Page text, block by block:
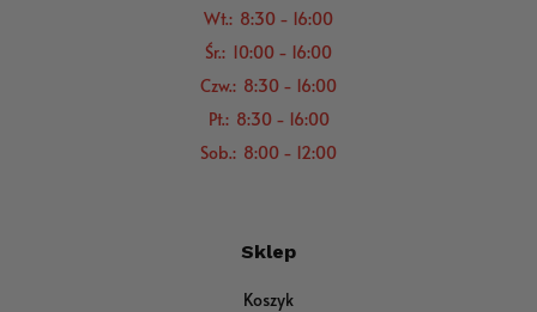
Wt.: 8:30 - 16:00
Śr.: 10:00 - 16:00
Czw.: 8:30 - 16:00
Pt.: 8:30 - 16:00
Sob.: 8:00 - 12:00
Sklep
Koszyk